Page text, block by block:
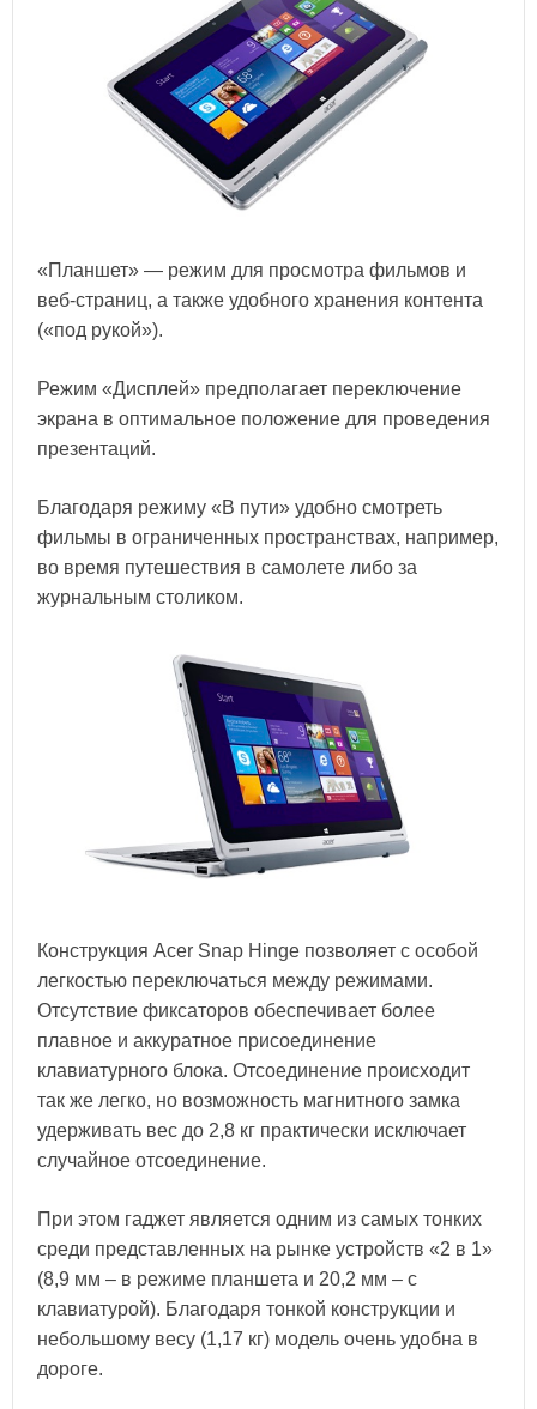
«Планшет» — режим для просмотра фильмов и
веб-страниц, а также удобного хранения контента
(«под рукой»).
Режим «Дисплей» предполагает переключение
экрана в оптимальное положение для проведения
презентаций.
Благодаря режиму «В пути» удобно смотреть
фильмы в ограниченных пространствах, например,
во время путешествия в самолете либо за
журнальным столиком.
Конструкция Acer Snap Hinge позволяет с особой
легкостью переключаться между режимами.
Отсутствие фиксаторов обеспечивает более
плавное и аккуратное присоединение
клавиатурного блока. Отсоединение происходит
так же легко, но возможность магнитного замка
удерживать вес до 2,8 кг практически исключает
случайное отсоединение.
При этом гаджет является одним из самых тонких
среди представленных на рынке устройств «2 в 1»
(8,9 мм – в режиме планшета и 20,2 мм – с
клавиатурой). Благодаря тонкой конструкции и
небольшому весу (1,17 кг) модель очень удобна в
дороге.